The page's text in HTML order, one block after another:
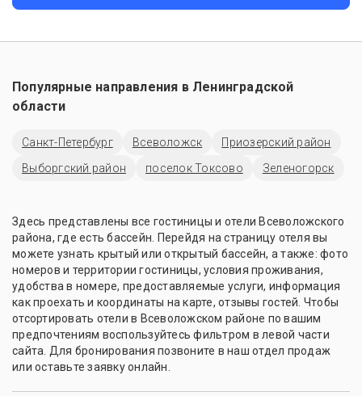
Популярные направления в Ленинградской
области
Санкт-Петербург Всеволожск
Приозерский район
Выборгский район
поселок Токсово Зеленогорск
Здесь представлены все гостиницы и отели Всеволожского
района, где есть бассейн. Перейдя на страницу отеля вы
можете узнать крытый или открытый бассейн, а также: фото
номеров и территории гостиницы, условия проживания,
удобства в номере, предоставляемые услуги, информация
как проехать и координаты на карте, отзывы гостей. Чтобы
отсортировать отели в Всеволожском районе по вашим
предпочтениям воспользуйтесь фильтром в левой части
сайта. Для бронирования позвоните в наш отдел продаж
или оставьте заявку онлайн.